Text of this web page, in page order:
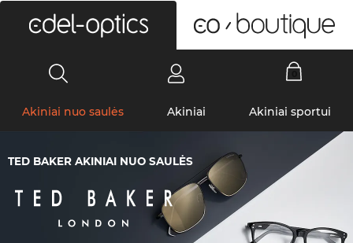
Akiniai nuo saulės Akiniai Akiniai sportui
TED BAKER AKINIAI NUO SAULĖS